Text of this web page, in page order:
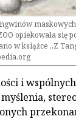
opiekowała się
w książce „Z
i